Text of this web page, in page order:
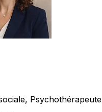
Psychothérapeute